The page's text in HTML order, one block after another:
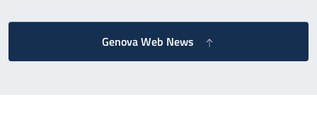
Genova Web News